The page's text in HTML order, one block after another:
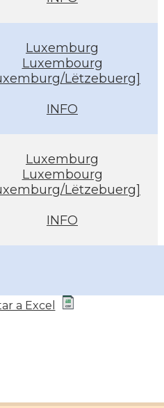
Luxemburg
Luxembourg
Lëtzebuerg]
INFO
Luxemburg
Luxembourg
Lëtzebuerg]
INFO
a Excel